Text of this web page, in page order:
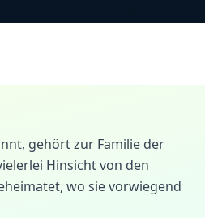
gehört zur Familie der
Hinsicht von den
wo sie vorwiegend